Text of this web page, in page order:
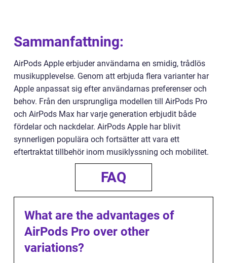
Sammanfattning:
AirPods Apple erbjuder användarna en smidig, trådlös
musikupplevelse. Genom att erbjuda flera varianter har
Apple anpassat sig efter användarnas preferenser och
behov. Från den ursprungliga modellen till AirPods Pro
och AirPods Max har varje generation erbjudit både
fördelar och nackdelar. AirPods Apple har blivit
synnerligen populära och fortsätter att vara ett
eftertraktat tillbehör inom musiklyssning och mobilitet.
FAQ
What are the advantages of
AirPods Pro over other
variations?